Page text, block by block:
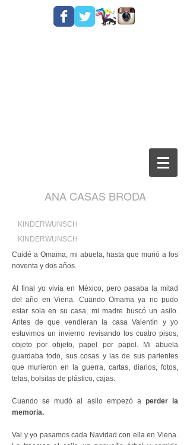
ANA CASAS BRODA
KINDERWUNSCH
KINDERWUNSCH
Cuidé a Omama, mi abuela, hasta que murió a los
noventa y dos años.
Al final yo vivía en México, pero pasaba la mitad
del año en Viena. Cuando Omama ya no pudo
estar sola en su casa, mi madre buscó un asilo.
Antes de que vendieran la casa Valentín y yo
estuvimos un invierno revisando los cuatro pisos,
objeto por objeto, papel por papel. Mi abuela
guardaba todo, sus cosas y las de sus parientes
que murieron en la guerra, cartas, diarios, fotos,
telas, bolsitas de plástico, cajas.
Cuando se mudó al asilo empezó a perder la
memoria.
Val y yo pasamos cada Navidad con ella en Viena.